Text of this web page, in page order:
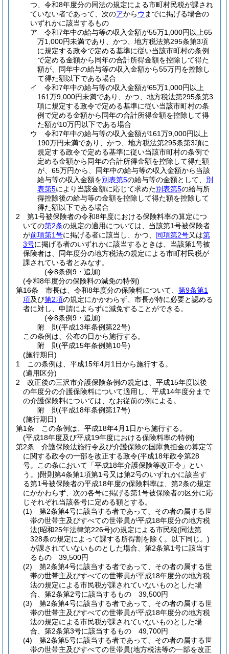
つ、令和8年度分の同法の規定による市町村民税が課され
ていない者であって、次のアからウ までに掲げる場合の
いずれかに該当するもの
ア
令和7年中の給与等の収入金額が55万1,000円以上65
万1,000円未満であり、かつ、地方税法第295条第3項
に規定する政令で定める基準に従い当該市町村の条例
で定める金額から同年の合計所得金額を控除して得た
額が、同年中の給与等の収入金額から55万円を控除し
て得た額以下である場合
イ
令和7年中の給与等の収入金額が65万1,000円以上
161万9,000円未満であり、かつ、地方税法第295条第3
項に規定する政令で定める基準に従い当該市町村の条
例で定める金額から同年の合計所得金額を控除して得
た額が10万円以下である場合
ウ
令和7年中の給与等の収入金額が161万9,000円以上
190万円未満であり、かつ、地方税法第295条第3項に
規定する政令で定める基準に従い当該市町村の条例で
定める金額から同年の合計所得金額を控除して得た額
が、65万円から、同年中の給与等の収入金額から当該
給与等の収入金額を別表第5の給与等の金額として、 別
表第5により当該金額に応じて求めた別表第5の給与所
得控除後の給与等の金額を控除して得た額を控除して
得た額以下である場合
2
第1号被保険者の令和8年度における保険料率の算定につ
いての第2条の規定の適用については、当該第1号被保険者
が前項第1号に掲げる者に該当し、かつ、 同項第2号又は第
3号に掲げる者のいずれかに該当するときは、当該第1号被
保険者は、同年度分の地方税法の規定による市町村民税が
課されている者とみなす。
(令8条例9・追加)
(令和8年度分の保険料の減免の特例)
第16条
市長は、令和8年度分の保険料について、 第9条第1
項及び第2項の規定にかかわらず、市長が特に必要と認める
者に対し、申請によらずに減免することができる。
(令8条例9・追加)
附 則(平成13年条例第22号)
この条例は、公布の日から施行する。
附 則(平成15年条例第10号)
(施行期日)
1
この条例は、平成15年4月1日から施行する。
(適用区分)
2
改正後の三沢市介護保険条例の規定は、平成15年度以後
の年度分の介護保険料について適用し、平成14年度分まで
の介護保険料については、なお従前の例による。
附 則(平成18年条例第17号)
(施行期日)
第1条
この条例は、平成18年4月1日から施行する。
(平成18年度及び平成19年度における保険料率の特例)
第2条
介護保険法施行令及び介護保険の国庫負担金の算定等
に関する政令の一部を改正する政令(平成18年政令第28
号。この条において「平成18年介護保険等改正令」とい
う。)附則第4条第1項第1号又は第2号のいずれかに該当す
る第1号被保険者の平成18年度の保険料率は、第2条の規定
にかかわらず、次の各号に掲げる第1号被保険者の区分に応
じそれぞれ当該各号に定める額とする。
(1)
第2条第4号に該当する者であって、その者の属する世
帯の世帯主及びすべての世帯員が平成18年度分の地方税
法(昭和25年法律第226号)の規定による市民税(同法第
328条の規定によって課する所得割を除く。以下同じ。)
が課されていないものとした場合、第2条第1号に該当す
るもの 39,500円
(2)
第2条第4号に該当する者であって、その者の属する世
帯の世帯主及びすべての世帯員が平成18年度分の地方税
法の規定による市民税が課されていないものとした場
合、第2条第2号に該当するもの 39,500円
(3)
第2条第4号に該当する者であって、その者の属する世
帯の世帯主及びすべての世帯員が平成18年度分の地方税
法の規定による市民税が課されていないものとした場
合、第2条第3号に該当するもの 49,700円
(4)
第2条第5号に該当する者であって、その者の属する世
帯の世帯主及びすべての世帯員(地方税法等の一部を改正